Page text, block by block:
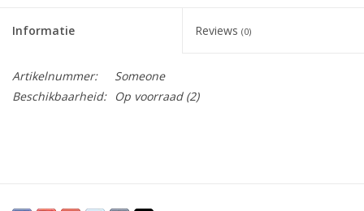
Informatie Reviews (0)
Artikelnummer:
Someone
Beschikbaarheid:
Op voorraad(2)